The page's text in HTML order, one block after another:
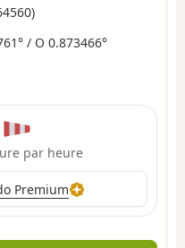
/ O 0.873466°
par heure
Premium